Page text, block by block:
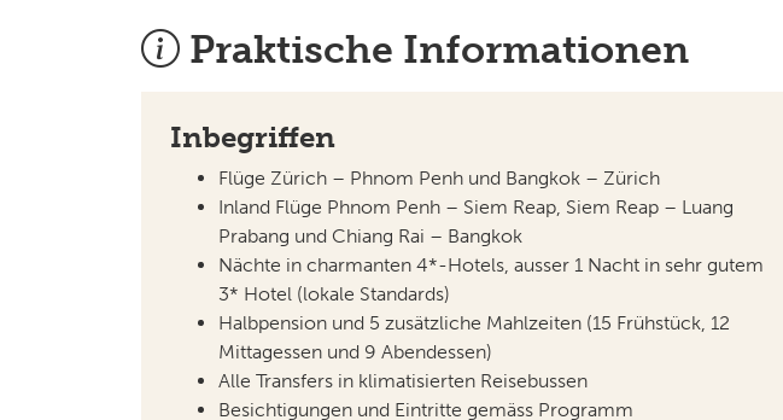
Praktische Informationen
Inbegriffen
Flüge Zürich – Phnom Penh und Bangkok – Zürich
Inland Flüge Phnom Penh – Siem Reap, Siem Reap – Luang
Prabang und Chiang Rai – Bangkok
Nächte in charmanten 4*-Hotels, ausser 1 Nacht in sehr gutem
3* Hotel (lokale Standards)
Halbpension und 5 zusätzliche Mahlzeiten (15 Frühstück, 12
Mittagessen und 9 Abendessen)
Alle Transfers in klimatisierten Reisebussen
Besichtigungen und Eintritte gemäss Programm